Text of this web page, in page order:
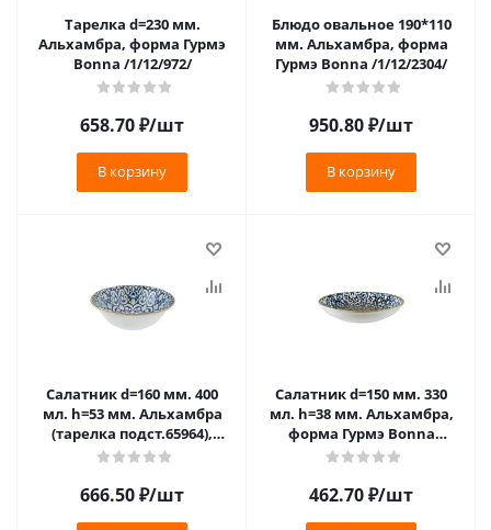
Тарелка d=230 мм.
Альхамбра, форма Гурмэ
Bonna /1/12/972/
658.70₽/шт
В корзину
Блюдо овальное 190*110
мм. Альхамбра, форма
Гурмэ Bonna /1/12/2304/
950.80₽/шт
В корзину
Салатник d=160 мм. 400
мл. h=53 мм. Альхамбра
(тарелка подст.65964),
форма Гурмэ Bonna
666.50₽/шт
Салатник d=150 мм. 330
мл. h=38 мм. Альхамбра,
форма Гурмэ Bonna
/1/12/744/
462.70₽/шт